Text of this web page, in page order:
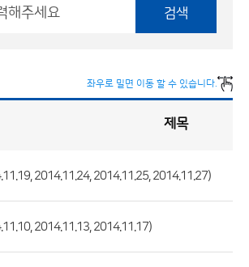
검색
좌우로 밀면 이동 할 수 있습니다.
제목
2014.11.24, 2014.11.25, 2014.11.27)
2014.11.13, 2014.11.17)